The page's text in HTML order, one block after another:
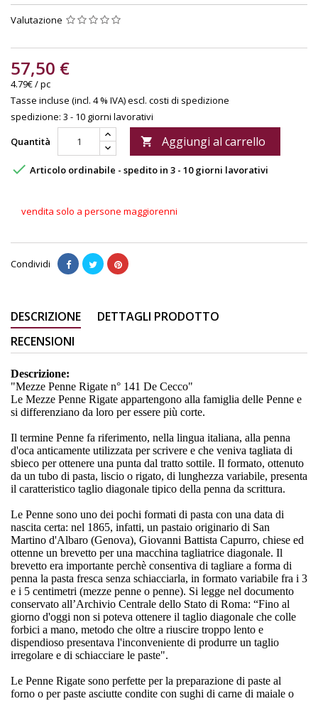
Valutazione
57,50 €
4.79€ / pc
Tasse incluse (incl. 4 % IVA)escl. costi di spedizione
spedizione: 3 - 10 giorni lavorativi
Quantità
 Aggiungi al carrello
 Articolo ordinabile - spedito in 3 - 10 giorni lavorativi
vendita solo a persone maggiorenni
Condividi
DESCRIZIONE
DETTAGLI PRODOTTO
RECENSIONI
Descrizione:
"Mezze Penne Rigate n° 141 De Cecco"
Le Mezze Penne Rigate appartengono alla famiglia delle Penne e
si differenziano da loro per essere più corte.
Il termine Penne fa riferimento, nella lingua italiana, alla penna
d'oca anticamente utilizzata per scrivere e che veniva tagliata di
sbieco per ottenere una punta dal tratto sottile. Il formato, ottenuto
da un tubo di pasta, liscio o rigato, di lunghezza variabile, presenta
il caratteristico taglio diagonale tipico della penna da scrittura.
Le Penne sono uno dei pochi formati di pasta con una data di
nascita certa: nel 1865, infatti, un pastaio originario di San
Martino d'Albaro (Genova), Giovanni Battista Capurro, chiese ed
ottenne un brevetto per una macchina tagliatrice diagonale. Il
brevetto era importante perchè consentiva di tagliare a forma di
penna la pasta fresca senza schiacciarla, in formato variabile fra i 3
e i 5 centimetri (mezze penne o penne). Si legge nel documento
conservato all’Archivio Centrale dello Stato di Roma: “Fino al
giorno d'oggi non si poteva ottenere il taglio diagonale che colle
forbici a mano, metodo che oltre a riuscire troppo lento e
dispendioso presentava l'inconveniente di produrre un taglio
irregolare e di schiacciare le paste".
Le Penne Rigate sono perfette per la preparazione di paste al
forno o per paste asciutte condite con sughi di carne di maiale o